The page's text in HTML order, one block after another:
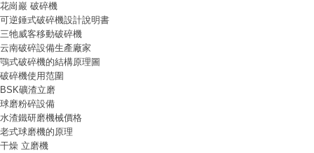
花崗巖 破碎機
可逆錘式破碎機設計說明書
三牠威客移動破碎機
云南破碎設備生產廠家
鶚式破碎機的結構原理圖
破碎機使用范圍
BSK礦渣立磨
球磨粉碎設備
水渣鐵研磨機械價格
老式球磨機的原理
干燥 立磨機